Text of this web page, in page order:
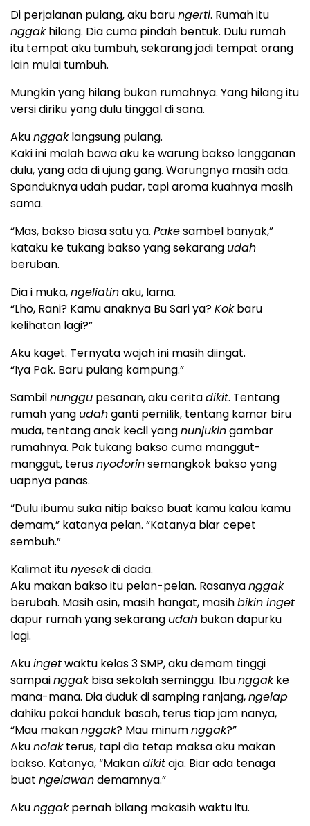
Di perjalanan pulang, aku barungerti. Rumah itu
nggakhilang. Dia cuma pindah bentuk. Dulu rumah
itu tempat aku tumbuh, sekarang jadi tempat orang
lain mulai tumbuh.
Mungkin yang hilang bukan rumahnya. Yang hilang itu
versi diriku yang dulu tinggal di sana.
Akunggaklangsung pulang.
Kaki ini malah bawa aku ke warung bakso langganan
dulu, yang ada di ujung gang. Warungnya masih ada.
Spanduknya udah pudar, tapi aroma kuahnya masih
sama.
“Mas, bakso biasa satu ya. Pakesambel banyak,”
kataku ke tukang bakso yang sekarang udah
beruban.
Dia i muka,ngeliatinaku, lama.
“Lho, Rani? Kamu anaknya Bu Sari ya?Kokbaru
kelihatan lagi?”
Aku kaget. Ternyata wajah ini masih diingat.
“Iya Pak. Baru pulang kampung.”
Sambilnunggu pesanan, aku ceritadikit. Tentang
rumah yang udahganti pemilik, tentang kamar biru
muda, tentang anak kecil yangnunjukingambar
rumahnya. Pak tukang bakso cuma manggut-
manggut, terusnyodorinsemangkok bakso yang
uapnya panas.
“Dulu ibumu suka nitip bakso buat kamu kalau kamu
demam,” katanya pelan. “Katanya biar cepet
sembuh.”
Kalimat itunyesekdi dada.
Aku makan bakso itu pelan-pelan. Rasanyanggak
berubah. Masih asin, masih hangat, masihbikin inget
dapur rumah yang sekarang udah bukan dapurku
lagi.
Akuingetwaktu kelas 3 SMP, aku demam tinggi
sampainggakbisa sekolah seminggu. Ibunggakke
mana-mana. Dia duduk di samping ranjang,ngelap
dahiku pakai handuk basah, terus tiap jam nanya,
“Mau makannggak? Mau minumnggak?”
Akunolakterus, tapi dia tetap maksa aku makan
bakso. Katanya, “Makandikitaja. Biar ada tenaga
buat ngelawandemamnya.”
Akunggakpernah bilang makasih waktu itu.